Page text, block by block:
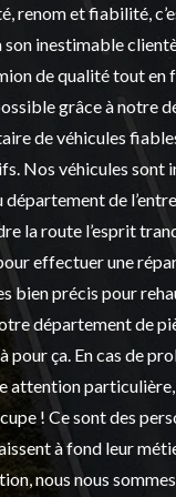
renom et fiabilité,
son inestimable
de qualité tout en
grâce à notre
de véhicules
Nos véhicules sont
de l’
la route l’esprit
effectuer une
bien précis pour
département de
pour ça. En cas de
attention
! Ce sont des
à fond leur
nous nous